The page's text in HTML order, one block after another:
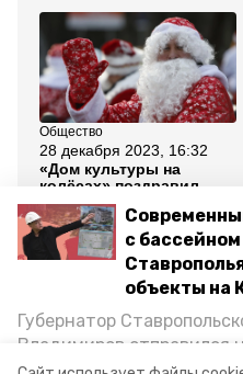
с
объекты на
Губернатор
Владимиров отправился
Минеральные Воды,
Общество
28 декабря 2023, 16:32
«Дом культуры на
колёсах» поздравил
детей
Минераловодского
округа с Новым годом
Все новости